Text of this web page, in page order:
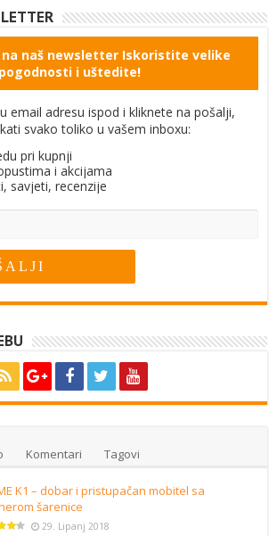
naš newsletter Iskoristite velike
pogodnosti i uštedite!
email adresu ispod i kliknete na pošalji,
svako toliko u vašem inboxu:
pri kupnji
i akcijama
savjeti, recenzije
Komentari Tagovi
K1 – dobar i pristupačan mobitel sa
šarenice
29. Lipanj 2018